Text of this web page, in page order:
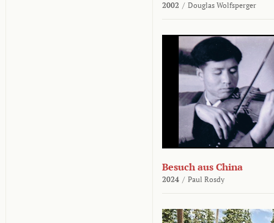
2002 / Douglas Wolfsperger
Besuch aus China
2024 / Paul Rosdy